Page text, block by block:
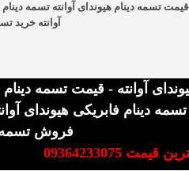
تسمه دینام هیوندای آوانته تسمه
آوانته خرید
آوانته - قیمت تسمه دینام
تسمه دینام فابریکی هیوندای
فروش تسمه
بهترین قیمت 09364233075